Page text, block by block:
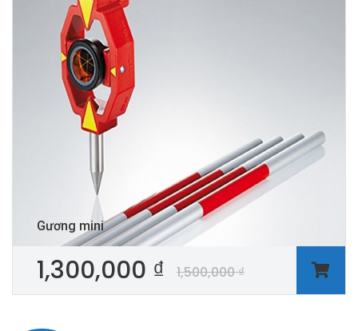
Gương mini
1,500,000₫
1,300,000 ₫